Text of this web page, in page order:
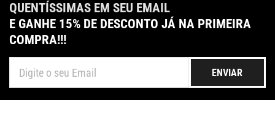
QUENTÍSSIMAS EM SEU EMAIL
E GANHE 15% DE DESCONTO JÁ NA PRIMEIRA
COMPRA!!!
ENVIAR